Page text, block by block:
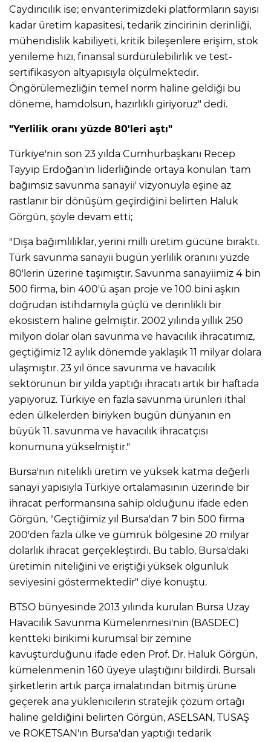
Caydırıcılık ise; envanterimizdeki platformların sayısı
kadar üretim kapasitesi, tedarik zincirinin derinliği,
mühendislik kabiliyeti, kritik bileşenlere erişim, stok
yenileme hızı, finansal sürdürülebilirlik ve test-
sertifikasyon altyapısıyla ölçülmektedir.
Öngörülemezliğin temel norm haline geldiği bu
döneme, hamdolsun, hazırlıklı giriyoruz" dedi.
"Yerlilik oranı yüzde 80'leri aştı"
Türkiye'nin son 23 yılda Cumhurbaşkanı Recep
Tayyip Erdoğan'ın liderliğinde ortaya konulan 'tam
bağımsız savunma sanayii' vizyonuyla eşine az
rastlanır bir dönüşüm geçirdiğini belirten Haluk
Görgün, şöyle devam etti;
"Dışa bağımlılıklar, yerini milli üretim gücüne bıraktı.
Türk savunma sanayii bugün yerlilik oranını yüzde
80'lerin üzerine taşımıştır. Savunma sanayiimiz 4 bin
500 firma, bin 400'ü aşan proje ve 100 bini aşkın
doğrudan istihdamıyla güçlü ve derinlikli bir
ekosistem haline gelmiştir. 2002 yılında yıllık 250
milyon dolar olan savunma ve havacılık ihracatımız,
geçtiğimiz 12 aylık dönemde yaklaşık 11 milyar dolara
ulaşmıştır. 23 yıl önce savunma ve havacılık
sektörünün bir yılda yaptığı ihracatı artık bir haftada
yapıyoruz. Türkiye en fazla savunma ürünleri ithal
eden ülkelerden biriyken bugün dünyanın en
büyük 11. savunma ve havacılık ihracatçısı
konumuna yükselmiştir."
Bursa'nın nitelikli üretim ve yüksek katma değerli
sanayi yapısıyla Türkiye ortalamasının üzerinde bir
ihracat performansına sahip olduğunu ifade eden
Görgün, "Geçtiğimiz yıl Bursa'dan 7 bin 500 firma
200'den fazla ülke ve gümrük bölgesine 20 milyar
dolarlık ihracat gerçekleştirdi. Bu tablo, Bursa'daki
üretimin niteliğini ve eriştiği yüksek olgunluk
seviyesini göstermektedir" diye konuştu.
BTSO bünyesinde 2013 yılında kurulan Bursa Uzay
Havacılık Savunma Kümelenmesi'nin (BASDEC)
kentteki birikimi kurumsal bir zemine
kavuşturduğunu ifade eden Prof. Dr. Haluk Görgün,
kümelenmenin 160 üyeye ulaştığını bildirdi. Bursalı
şirketlerin artık parça imalatından bitmiş ürüne
geçerek ana yüklenicilerin stratejik çözüm ortağı
haline geldiğini belirten Görgün, ASELSAN, TUSAŞ
ve ROKETSAN'ın Bursa'dan yaptığı tedarik